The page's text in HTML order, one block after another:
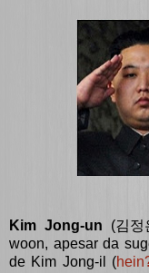
Kim Jong-un (김
woon, apesar da
de Kim Jong-il (